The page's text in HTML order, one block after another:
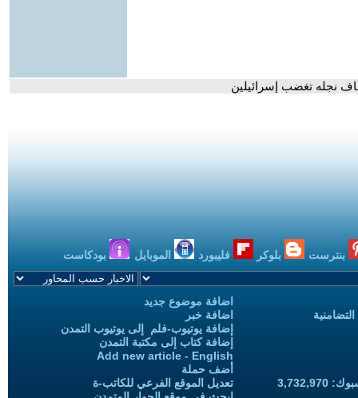
نجله تغضب إسرائيلين
بنترست بلوكر فليبورد الموبايل بودكاست
اضافة موضوع جديد
اضافة خبر
إضافة يوتيوب-فلم إلى يوتيوب التمدن
إضافة كتاب إلى مكتبة التمدن
Add new article - English
أضف حملة
تعديل الموقع الفرعي للكاتب-ة